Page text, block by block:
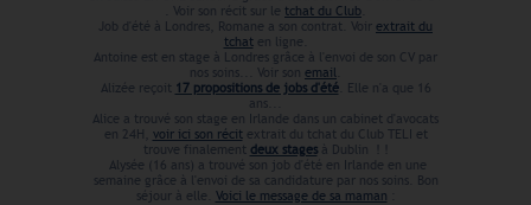
. Voir son récit sur le tchat du Club
Job d'été à Londres, Romane a son contrat. Voir extrait du
tchaten ligne.
Antoine est en stage à Londres grâce à l'envoi de son CV par
nos soins... Voir son email
Alizée reçoit 17 propositions de jobs d'été. Elle n'a que 16
ans...
Alice a trouvé son stage en Irlande dans un cabinet d'avocats
en 24H, voir ici son récitextrait du tchat du Club TELI et
trouve finalement deux stagesà Dublin ! !
Alysée (16 ans) a trouvé son job d'été en Irlande en une
semaine grâce à l'envoi de sa candidature par nos soins. Bon
séjour à elle. Voici le message de sa maman